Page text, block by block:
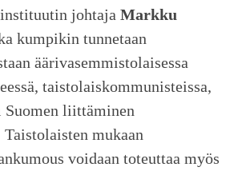
johtaja Markku
kumpikin tunnetaan
äärivasemmistolaisessa
taistolaiskommunisteissa,
Suomen liittäminen
mukaan
voidaan toteuttaa myös